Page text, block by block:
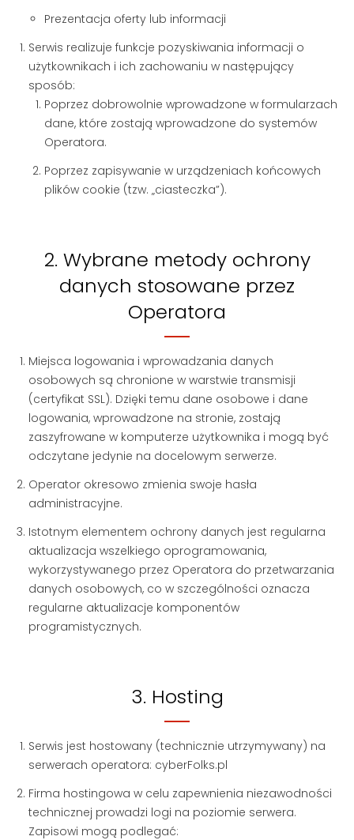
Prezentacja oferty lub informacji
Serwis realizuje funkcje pozyskiwania informacji o
użytkownikach i ich zachowaniu w następujący
sposób:
Poprzez dobrowolnie wprowadzone w formularzach
dane, które zostają wprowadzone do systemów
Operatora.
Poprzez zapisywanie w urządzeniach końcowych
plików cookie (tzw. „ciasteczka”).
2. Wybrane metody ochrony
danych stosowane przez
Operatora
Miejsca logowania i wprowadzania danych
osobowych są chronione w warstwie transmisji
(certyfikat SSL). Dzięki temu dane osobowe i dane
logowania, wprowadzone na stronie, zostają
zaszyfrowane w komputerze użytkownika i mogą być
odczytane jedynie na docelowym serwerze.
Operator okresowo zmienia swoje hasła
administracyjne.
Istotnym elementem ochrony danych jest regularna
aktualizacja wszelkiego oprogramowania,
wykorzystywanego przez Operatora do przetwarzania
danych osobowych, co w szczególności oznacza
regularne aktualizacje komponentów
programistycznych.
3. Hosting
Serwis jest hostowany (technicznie utrzymywany) na
serwerach operatora: cyberFolks.pl
Firma hostingowa w celu zapewnienia niezawodności
technicznej prowadzi logi na poziomie serwera.
Zapisowi mogą podlegać: